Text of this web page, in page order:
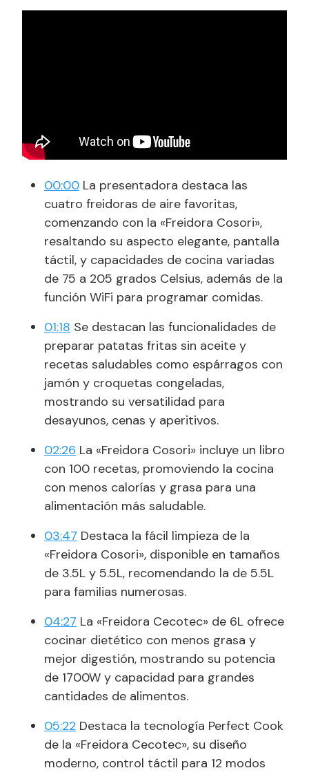
00:00 La presentadora destaca las
cuatro freidoras de aire favoritas,
comenzando con la «Freidora Cosori»,
resaltando su aspecto elegante, pantalla
táctil, y capacidades de cocina variadas
de 75 a 205 grados Celsius, además de la
función WiFi para programar comidas.
01:18 Se destacan las funcionalidades de
preparar patatas fritas sin aceite y
recetas saludables como espárragos con
jamón y croquetas congeladas,
mostrando su versatilidad para
desayunos, cenas y aperitivos.
02:26 La «Freidora Cosori» incluye un libro
con 100 recetas, promoviendo la cocina
con menos calorías y grasa para una
alimentación más saludable.
03:47 Destaca la fácil limpieza de la
«Freidora Cosori», disponible en tamaños
de 3.5L y 5.5L, recomendando la de 5.5L
para familias numerosas.
04:27 La «Freidora Cecotec» de 6L ofrece
cocinar dietético con menos grasa y
mejor digestión, mostrando su potencia
de 1700W y capacidad para grandes
cantidades de alimentos.
05:22 Destaca la tecnología Perfect Cook
de la «Freidora Cecotec», su diseño
moderno, control táctil para 12 modos